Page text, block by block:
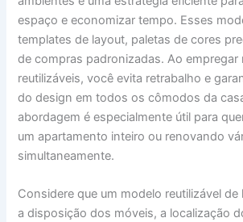
espaço e economizar tempo. Esses
templates de layout, paletas de cores
de compras padronizadas. Ao empregar
reutilizáveis, você evita retrabalho e
do design em todos os cômodos da
abordagem é especialmente útil para
um apartamento inteiro ou renovando
simultaneamente.
Considere que um modelo reutilizável
a disposição dos móveis, a localização